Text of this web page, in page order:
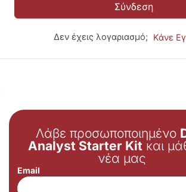
Σύνδεση
Δεν έχεις λογαριασμό; Κάνε
Λάβε προσωποποιημένο
Analyst Starter Kit και
νέα μας
Email